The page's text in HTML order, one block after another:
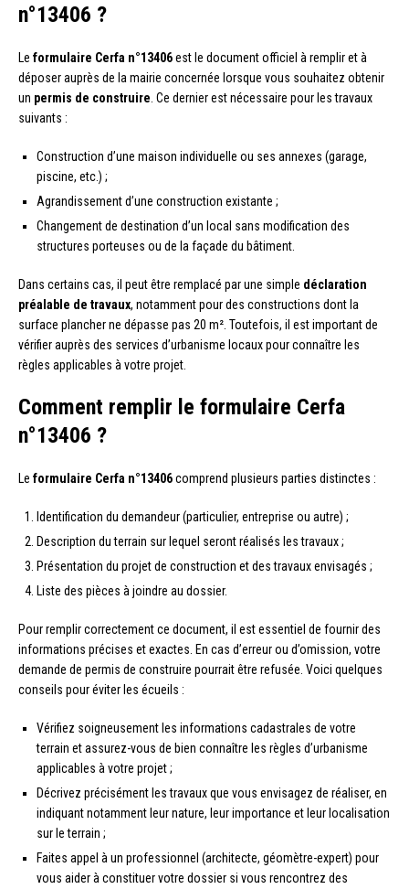
n°13406 ?
Le formulaire Cerfa n°13406est le document officiel à remplir et à
déposer auprès de la mairie concernée lorsque vous souhaitez obtenir
un permis de construire . Ce dernier est nécessaire pour les travaux
suivants :
Construction d’une maison individuelle ou ses annexes (garage,
piscine, etc.) ;
Agrandissement d’une construction existante ;
Changement de destination d’un local sans modification des
structures porteuses ou de la façade du bâtiment.
Dans certains cas, il peut être remplacé par une simple déclaration
préalable de travaux, notamment pour des constructions dont la
surface plancher ne dépasse pas 20 m². Toutefois, il est important de
vérifier auprès des services d’urbanisme locaux pour connaître les
règles applicables à votre projet.
Comment remplir le formulaire Cerfa
n°13406 ?
Le formulaire Cerfa n°13406comprend plusieurs parties distinctes :
Identification du demandeur (particulier, entreprise ou autre) ;
Description du terrain sur lequel seront réalisés les travaux ;
Présentation du projet de construction et des travaux envisagés ;
Liste des pièces à joindre au dossier.
Pour remplir correctement ce document, il est essentiel de fournir des
informations précises et exactes. En cas d’erreur ou d’omission, votre
demande de permis de construire pourrait être refusée. Voici quelques
conseils pour éviter les écueils :
Vérifiez soigneusement les informations cadastrales de votre
terrain et assurez-vous de bien connaître les règles d’urbanisme
applicables à votre projet ;
Décrivez précisément les travaux que vous envisagez de réaliser, en
indiquant notamment leur nature, leur importance et leur localisation
sur le terrain ;
Faites appel à un professionnel (architecte, géomètre-expert) pour
vous aider à constituer votre dossier si vous rencontrez des